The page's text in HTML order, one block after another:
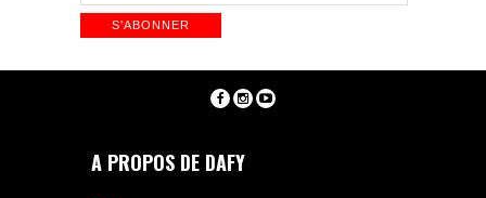
A PROPOS DE DAFY